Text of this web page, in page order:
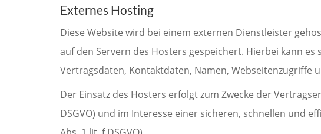
Externes Hosting
Diese Website wird bei einem externen Dienstleister
auf den Servern des Hosters gespeichert. Hierbei kann
Vertragsdaten, Kontaktdaten, Namen, Webseitenzugriffe
Der Einsatz des Hosters erfolgt zum Zwecke der
DSGVO) und im Interesse einer sicheren, schnellen und